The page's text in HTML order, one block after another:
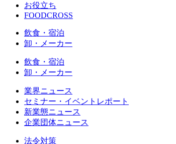
お役立ち
FOODCROSS
飲食・宿泊
卸・メーカー
飲食・宿泊
卸・メーカー
業界ニュース
セミナー・イベントレポート
新業態ニュース
企業団体ニュース
法令対策